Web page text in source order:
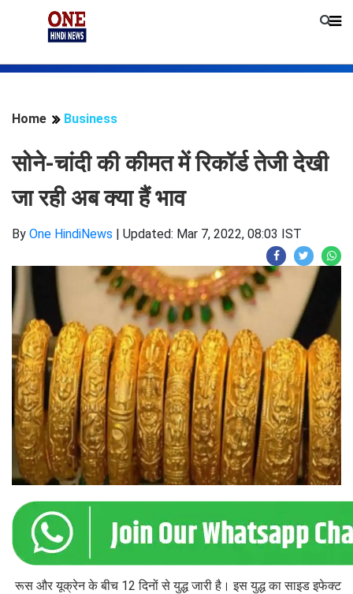
Home Business
सोने-चांदी की कीमत में रिकॉर्ड तेजी देखी
जा रही अब क्या हैं भाव
By One HindiNews | Updated: Mar 7, 2022, 08:03 IST
रूस और यूक्रेन के बीच 12 दिनों से युद्ध जारी है। इस युद्ध का साइड इफेक्ट